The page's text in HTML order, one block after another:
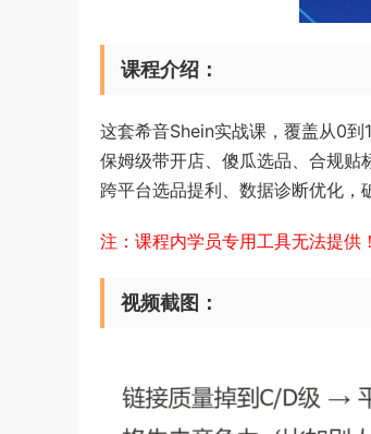
课程介绍：
这套希音Shein实战课，覆盖从0到
保姆级带开店、傻瓜选品、合规贴
跨平台选品提利、数据诊断优化，
注：课程内学员专用工具无法提供！
视频截图：